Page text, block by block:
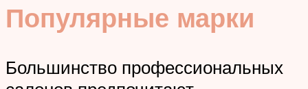
Популярные марки
Большинство профессиональных